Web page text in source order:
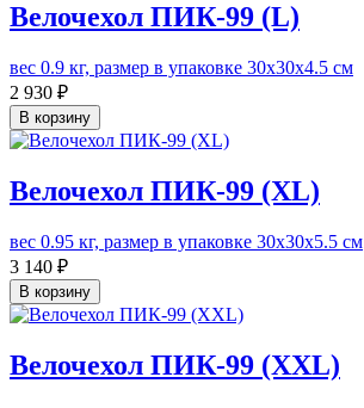
Велочехол ПИК-99 (L)
вес 0.9 кг, размер в упаковке 30х30х4.5 см
2 930 ₽
В корзину
Велочехол ПИК-99 (XL)
вес 0.95 кг, размер в упаковке 30х30х5.5 см
3 140 ₽
В корзину
Велочехол ПИК-99 (XXL)